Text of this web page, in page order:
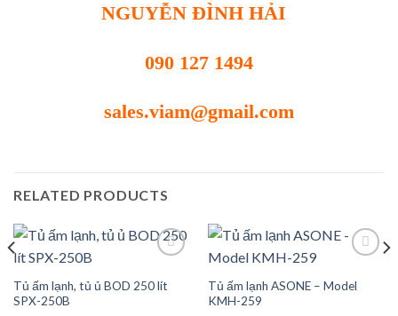
NGUYỄN ĐÌNH HẢI
090 127 1494
sales.viam@gmail.com
RELATED PRODUCTS
Tủ ấm lạnh, tủ ủ BOD 250 lít
SPX-250B
Tủ ấm lạnh ASONE – Model
KMH-259